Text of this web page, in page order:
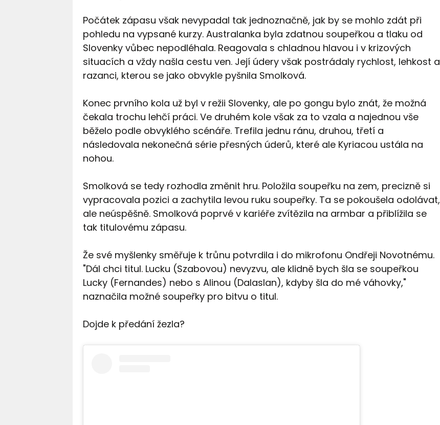
Počátek zápasu však nevypadal tak jednoznačně, jak by se mohlo zdát při
pohledu na vypsané kurzy. Australanka byla zdatnou soupeřkou a tlaku od
Slovenky vůbec nepodléhala. Reagovala s chladnou hlavou i v krizových
situacích a vždy našla cestu ven. Její údery však postrádaly rychlost, lehkost a
razanci, kterou se jako obvykle pyšnila Smolková.
Konec prvního kola už byl v režii Slovenky, ale po gongu bylo znát, že možná
čekala trochu lehčí práci. Ve druhém kole však za to vzala a najednou vše
běželo podle obvyklého scénáře. Trefila jednu ránu, druhou, třetí a
následovala nekonečná série přesných úderů, které ale Kyriacou ustála na
nohou.
Smolková se tedy rozhodla změnit hru. Položila soupeřku na zem, precizně si
vypracovala pozici a zachytila levou ruku soupeřky. Ta se pokoušela odolávat,
ale neúspěšně. Smolková poprvé v kariéře zvítězila na armbar a přiblížila se
tak titulovému zápasu.
Že své myšlenky směřuje k trůnu potvrdila i do mikrofonu Ondřeji Novotnému.
"Dál chci titul. Lucku (Szabovou) nevyzvu, ale klidně bych šla se soupeřkou
Lucky (Fernandes) nebo s Alinou (Dalaslan), kdyby šla do mé váhovky,"
naznačila možné soupeřky pro bitvu o titul.
Dojde k předání žezla?